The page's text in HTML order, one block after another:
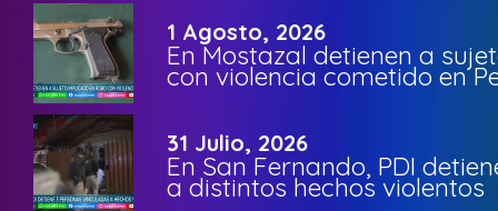
1 Agosto, 2026
En Mostazal detienen a
con violencia cometido en
31 Julio, 2026
En San Fernando, PDI
a distintos hechos violentos